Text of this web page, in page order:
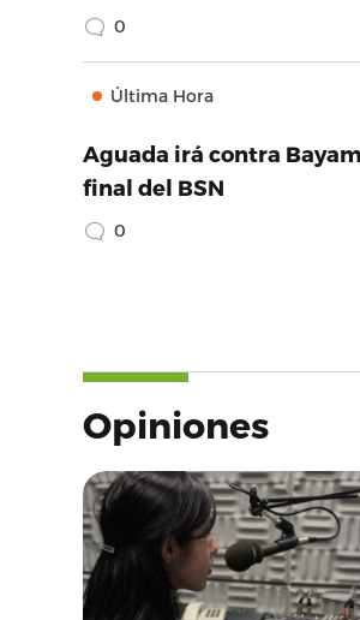
0
Última Hora
Aguada irá contra
final del BSN
0
Opiniones